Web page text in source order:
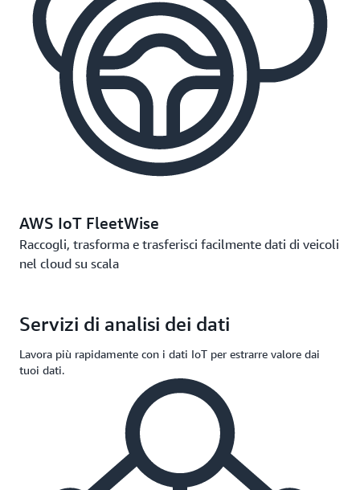
AWS IoT FleetWise
Raccogli, trasforma e trasferisci facilmente dati di veicoli
nel cloud su scala
Servizi di analisi dei dati
Lavora più rapidamente con i dati IoT per estrarre valore dai
tuoi dati.